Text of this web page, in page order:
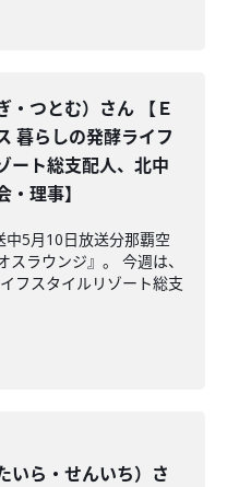
・つとむ）さん 【Ｅ
暮らしの発酵ライフ
ート総支配人、北中
・理事】
5月10日放送分那覇空
ラウンジ』。 今週は、
フスタイルリゾート総支
いら・せんいち）さ